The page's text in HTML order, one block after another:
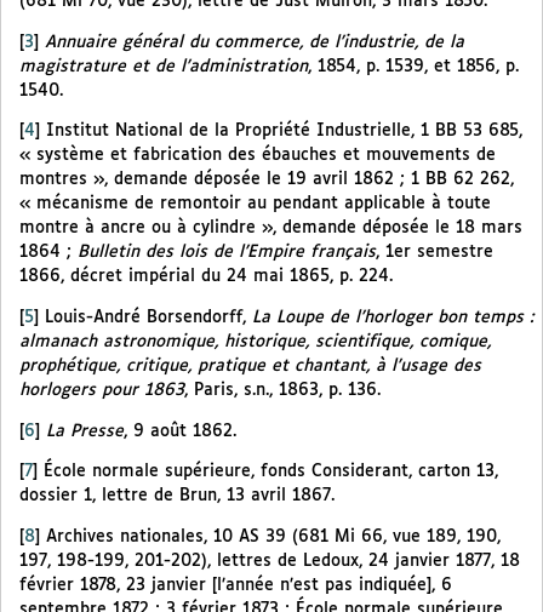
[3] Annuaire général du commerce, de l’industrie, de la
magistrature et de l’administration, 1854, p. 1539, et 1856, p.
1540.
4
Institut National de la Propriété Industrielle, 1 BB 53 685,
« système et fabrication des ébauches et mouvements de
montres », demande déposée le 19 avril 1862 ; 1 BB 62 262,
« mécanisme de remontoir au pendant applicable à toute
montre à ancre ou à cylindre », demande déposée le 18 mars
1864 ; Bulletin des lois de l’Empire français, 1er semestre
1866, décret impérial du 24 mai 1865, p. 224.
5 Louis-André Borsendorff, La Loupe de l’horloger bon temps :
almanach astronomique, historique, scientifique, comique,
prophétique, critique, pratique et chantant, à l’usage des
horlogers pour 1863, Paris, s.n., 1863, p. 136.
[6] La Presse, 9 août 1862.
7
École normale supérieure, fonds Considerant, carton 13,
dossier 1, lettre de Brun, 13 avril 1867.
[8] Archives nationales, 10 AS 39 (681 Mi 66, vue 189, 190,
197, 198-199, 201-202), lettres de Ledoux, 24 janvier 1877, 18
février 1878, 23 janvier [l’année n’est pas indiquée], 6